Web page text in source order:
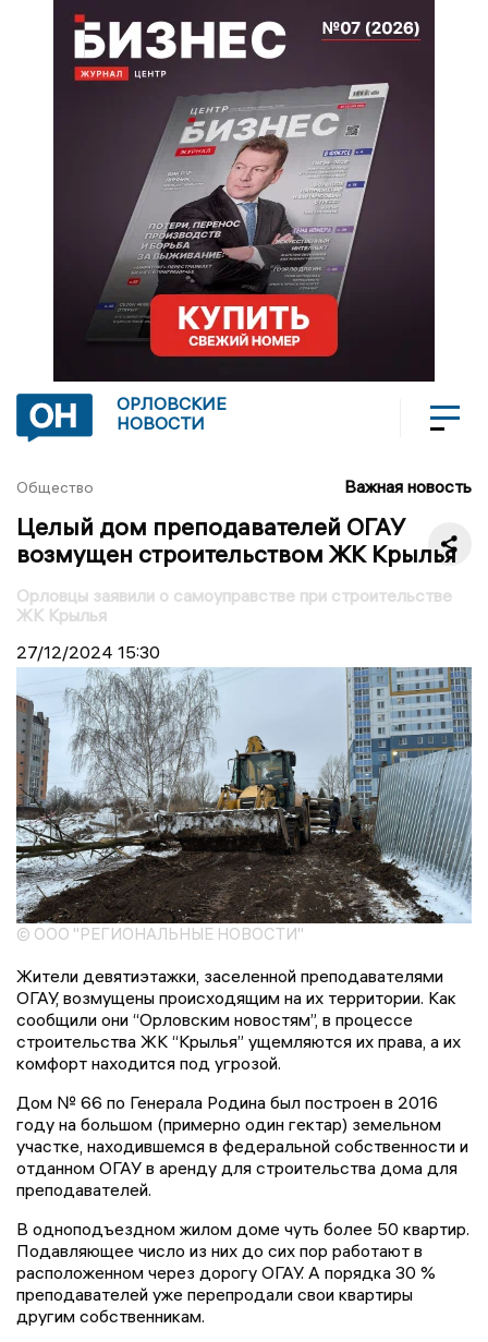
ОРЛОВСКИЕ
НОВОСТИ
Общество Важная новость
Целый дом преподавателей ОГАУ
возмущен строительством ЖК Крылья
Орловцы заявили о самоуправстве при строительстве
ЖК Крылья
27/12/2024 15:30
© ООО "РЕГИОНАЛЬНЫЕ НОВОСТИ"
Жители девятиэтажки, заселенной преподавателями
ОГАУ, возмущены происходящим на их территории. Как
сообщили они “Орловским новостям”, в процессе
строительства ЖК “Крылья” ущемляются их права, а их
комфорт находится под угрозой.
Дом № 66 по Генерала Родина был построен в 2016
году на большом (примерно один гектар) земельном
участке, находившемся в федеральной собственности и
отданном ОГАУ в аренду для строительства дома для
преподавателей.
В одноподъездном жилом доме чуть более 50 квартир.
Подавляющее число из них до сих пор работают в
расположенном через дорогу ОГАУ. А порядка 30 %
преподавателей уже перепродали свои квартиры
другим собственникам.